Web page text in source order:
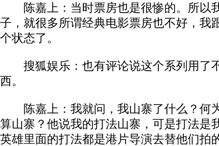
陈嘉上：当时票房也是很惨的。所以
子，就很多所谓经典电影票房也不好，我
个状态了。
搜狐娱乐：也有评论说这个系列用了
西。
陈嘉上：我就问，我山寨了什么？何
算山寨？他说我的打法山寨，可是打法是
英雄里面的打法都是港片导演去替他们拍